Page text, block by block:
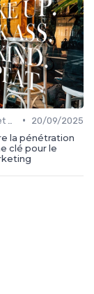
•
20/09/2025
la pénétration
clé pour le